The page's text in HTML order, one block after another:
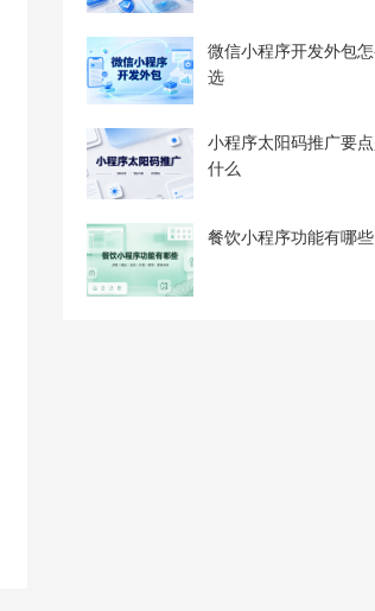
微信小程序开发外包
选
小程序太阳码推广要
什么
餐饮小程序功能有哪些